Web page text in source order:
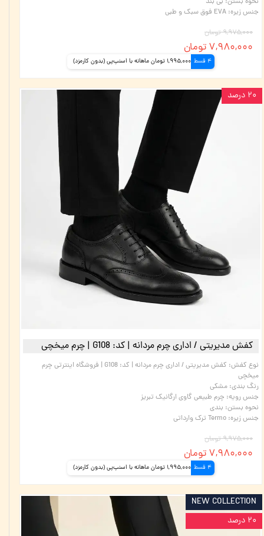
جنس زیره: EVA فوق سبک و طبی
۹,۹۷۵,۰۰۰ تومان
۷,۹۸۰,۰۰۰ تومان
4 قسط 1,995,000 تومان ماهانه با اسنپ‌پی (بدون کارمزد)
کفش مدیریتی / اداری چرم مردانه | کد: G108 | چرم میخچی
نوع کفش:
کفش مدیریتی / اداری چرم مردانه | کد: G108 | فروشگاه اینترتی چرم
میخچی
رنگ بندی: مشکی
جنس رویه: چرم طبیعی گاوی ارگانیک تبریز
نحوه بستن: بندی
جنس زیره: Termo ترک وارداتی
۹,۹۷۵,۰۰۰ تومان
۷,۹۸۰,۰۰۰ تومان
4 قسط 1,995,000 تومان ماهانه با اسنپ‌پی (بدون کارمزد)
۲۰ درصد
NEW COLLECTION
۲۰ درصد